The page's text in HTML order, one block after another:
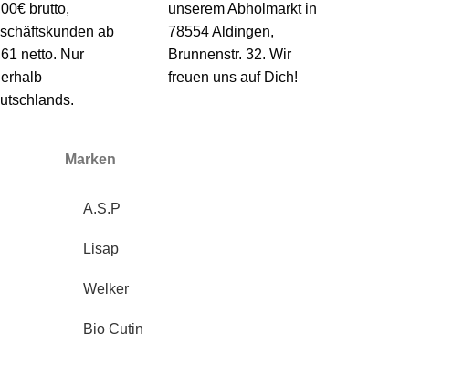
brutto,
ab
netto. Nur
unserem Abholmarkt in
78554 Aldingen,
Brunnenstr. 32. Wir
freuen uns auf Dich!
Marken
A.S.P
Lisap
Welker
Bio Cutin